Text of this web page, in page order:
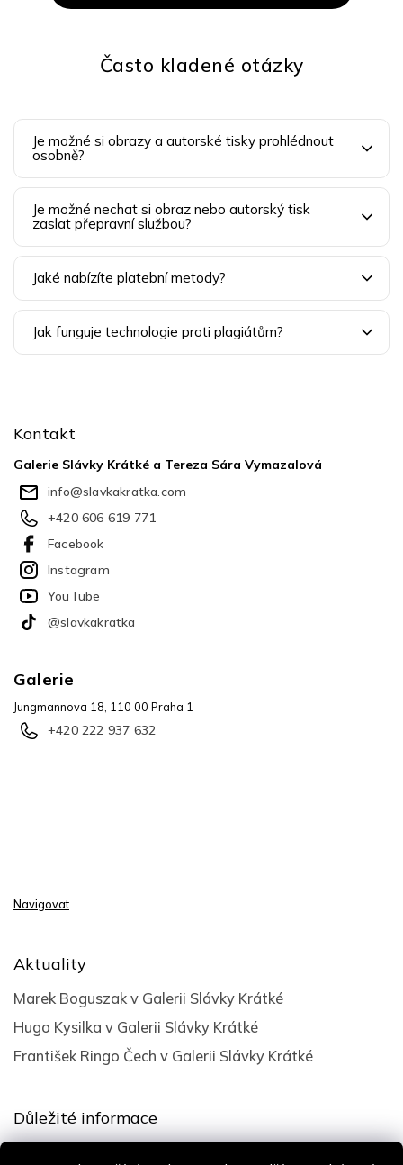
Často kladené otázky
Je možné si obrazy a autorské tisky prohlédnout
osobně?
Je možné nechat si obraz nebo autorský tisk
zaslat přepravní službou?
Jaké nabízíte platební metody?
Jak funguje technologie proti plagiátům?
Kontakt
Galerie Slávky Krátké a Tereza Sára Vymazalová
info@slavkakratka.com
+420 606 619 771
Facebook
Instagram
YouTube
@slavkakratka
Galerie
Jungmannova 18, 110 00 Praha 1
+420 222 937 632
Navigovat
Aktuality
Marek Boguszak v Galerii Slávky Krátké
Hugo Kysilka v Galerii Slávky Krátké
František Ringo Čech v Galerii Slávky Krátké
Důležité informace